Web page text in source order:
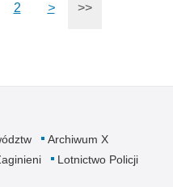
2 > >>
Archiwum X
Lotnictwo Policji